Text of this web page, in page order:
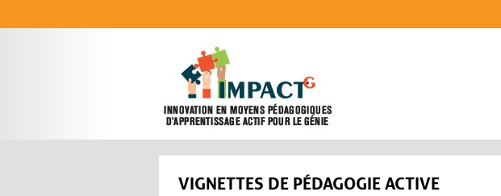
VIGNETTES DE PÉDAGOGIE ACTIVE